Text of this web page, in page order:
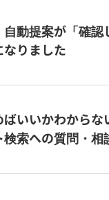
自動提案が「確
なりました
ばいいかわから
検索への質問・相